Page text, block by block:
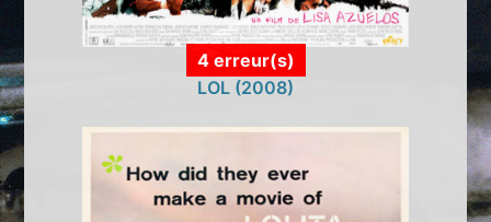
4 erreur(s)
LOL (2008)